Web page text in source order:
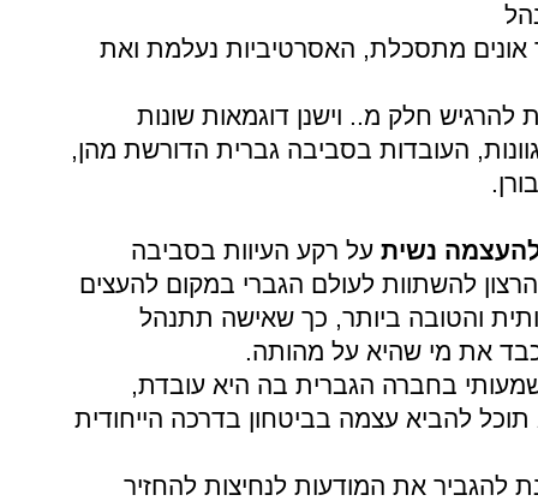
אונים מתסכלת, האסרטיביות נעלמת ואת
חלק מ.. וישנן דוגמאות שונות
העובדות בסביבה גברית הדורשת מהן,
נשית על רקע העיוות בסביבה
להשתוות לעולם הגברי במקום להעצים
והטובה ביותר, כך שאישה תתנהל
את מי שהיא על מהותה.
בחברה הגברית בה היא עובדת,
להביא עצמה בביטחון בדרכה הייחודית
להגביר את המודעות לנחיצות להחזיר